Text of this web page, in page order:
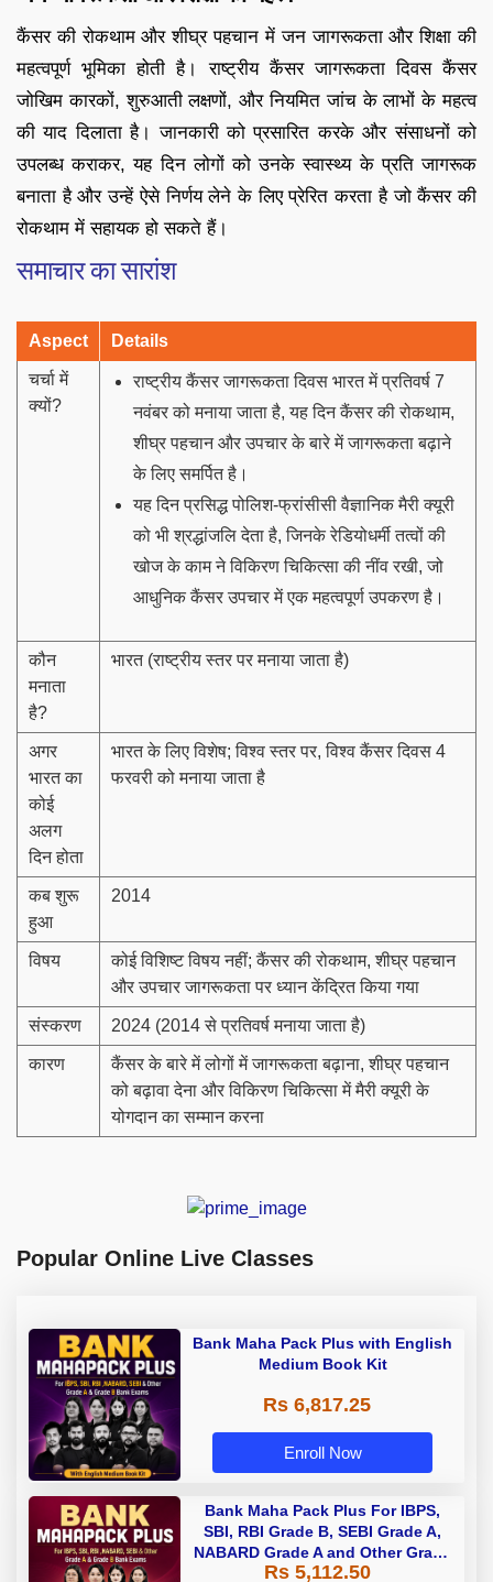
कैंसर की रोकथाम और शीघ्र पहचान में जन जागरूकता और शिक्षा की
महत्वपूर्ण भूमिका होती है। राष्ट्रीय कैंसर जागरूकता दिवस कैंसर
जोखिम कारकों, शुरुआती लक्षणों, और नियमित जांच के लाभों के महत्व
की याद दिलाता है। जानकारी को प्रसारित करके और संसाधनों को
उपलब्ध कराकर, यह दिन लोगों को उनके स्वास्थ्य के प्रति जागरूक
बनाता है और उन्हें ऐसे निर्णय लेने के लिए प्रेरित करता है जो कैंसर की
रोकथाम में सहायक हो सकते हैं।
समाचार का सारांश
Aspect Details
चर्चा में
क्यों?
राष्ट्रीय कैंसर जागरूकता दिवस भारत में प्रतिवर्ष 7
नवंबर को मनाया जाता है, यह दिन कैंसर की रोकथाम,
शीघ्र पहचान और उपचार के बारे में जागरूकता बढ़ाने
के लिए समर्पित है।
यह दिन प्रसिद्ध पोलिश-फ्रांसीसी वैज्ञानिक मैरी क्यूरी
को भी श्रद्धांजलि देता है, जिनके रेडियोधर्मी तत्वों की
खोज के काम ने विकिरण चिकित्सा की नींव रखी, जो
आधुनिक कैंसर उपचार में एक महत्वपूर्ण उपकरण है।
कौन
मनाता
है?
भारत (राष्ट्रीय स्तर पर मनाया जाता है)
अगर
भारत का
कोई
अलग
दिन होता
भारत के लिए विशेष; विश्व स्तर पर, विश्व कैंसर दिवस 4
फरवरी को मनाया जाता है
कब शुरू
हुआ
2014
विषय
कोई विशिष्ट विषय नहीं; कैंसर की रोकथाम, शीघ्र पहचान
और उपचार जागरूकता पर ध्यान केंद्रित किया गया
संस्करण 2024 (2014 से प्रतिवर्ष मनाया जाता है)
कारण
कैंसर के बारे में लोगों में जागरूकता बढ़ाना, शीघ्र पहचान
को बढ़ावा देना और विकिरण चिकित्सा में मैरी क्यूरी के
योगदान का सम्मान करना
Popular Online Live Classes
Bank Maha Pack Plus with English
Medium Book Kit
Rs 6,817.25
Enroll Now
Bank Maha Pack Plus For IBPS,
SBI, RBI Grade B, SEBI Grade A,
NABARD Grade A and Other Grade
A & Grade B Bank Exams
Rs 5,112.50